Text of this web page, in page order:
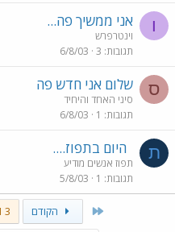
ו אני ממשיך פה...
וינטרפרש
תגובות 3
6/8/03
ס שלום אני חדש פה
סיני האחד והיחיד
תגובות 1
6/8/03
ת היום בתפוז....
תפוז אנשים מודיע
תגובות 1
5/8/03
הקודם 3 of 11